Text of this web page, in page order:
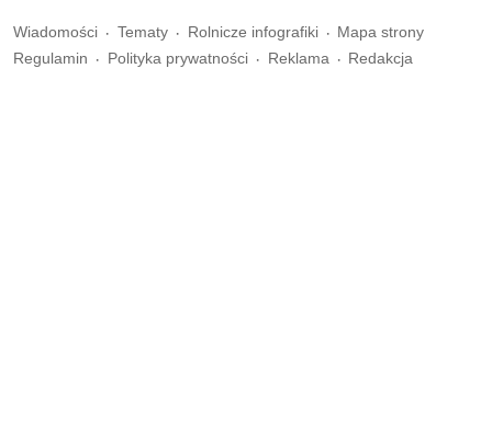
Wiadomości Tematy Rolnicze infografiki
Mapa strony
Regulamin
Polityka prywatności Reklama Redakcja